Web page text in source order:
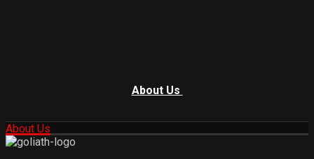
About Us
About Us